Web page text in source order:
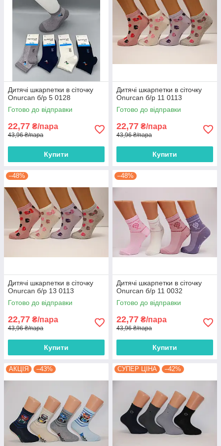
Дитячі шкарпетки в сіточку
Onurcan б/р 5 0128
Готово до відправки
22,77 ₴/пара
43,96 ₴/пара
Купити
Дитячі шкарпетки в сіточку
Onurcan б/р 11 0113
Готово до відправки
22,77 ₴/пара
43,96 ₴/пара
Купити
–48%
Дитячі шкарпетки в сіточку
Onurcan б/р 13 0113
Готово до відправки
22,77 ₴/пара
43,96 ₴/пара
Купити
–48%
Дитячі шкарпетки в сіточку
Onurcan б/р 11 0032
Готово до відправки
22,77 ₴/пара
43,96 ₴/пара
Купити
АКЦІЯ –43% СУПЕР ЦІНА –42%